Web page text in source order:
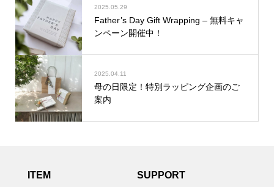
2025.05.29
Father’s Day Gift Wrapping – 無料キャ
ンペーン開催中！
2025.04.11
母の日限定！特別ラッピング企画のご
案内
ITEM SUPPORT